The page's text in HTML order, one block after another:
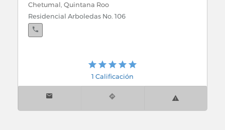
Jugueterias
Chetumal, Quintana Roo
Residencial Arboledas No. 106
1 Calificación